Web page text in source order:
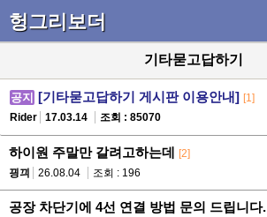
헝그리보더
기타묻고답하기
공지 [기타묻고답하기 게시판 이용안내] [1]
Rider
17.03.14 조회 : 85070
하이원 주말만 갈려고하는데 [2]
끵끠
26.08.04 조회 : 196
공장 차단기에 4선 연결 방법 문의 드립니다.